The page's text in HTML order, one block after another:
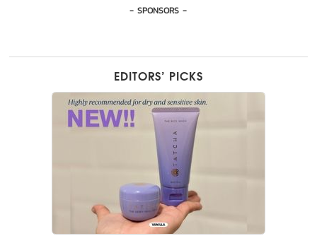
- SPONSORS -
EDITORS’ PICKS